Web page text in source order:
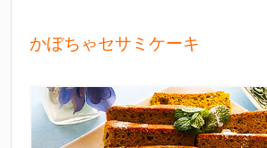
かぼちゃセサミケーキ